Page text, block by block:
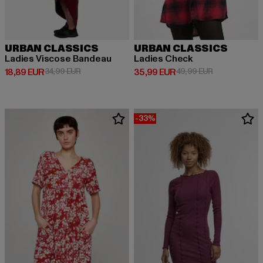
URBAN CLASSICS
Ladies Viscose Bandeau
18,89 EUR
Derzeitiger Preis: 18,89 EUR
34,99 EURAktionspreis: 34,99 EUR
URBAN CLASSICS
Ladies Check
35,99 EUR
Derzeitiger Preis: 35,99 EUR
49,99 EURAktionspreis:
-33%